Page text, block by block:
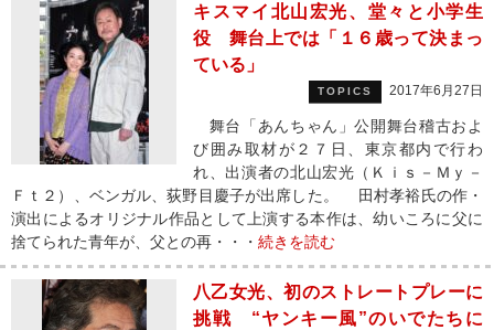
キスマイ北山宏光、堂々と小学生
役 舞台上では「１６歳って決まっ
ている」
TOPICS 2017年6月27日
舞台「あんちゃん」公開舞台稽古およ
び囲み取材が２７日、東京都内で行わ
れ、出演者の北山宏光（Ｋｉｓ－Ｍｙ－
Ｆｔ２）、ベンガル、荻野目慶子が出席した。 田村孝裕氏の作・
演出によるオリジナル作品として上演する本作は、幼いころに父に
捨てられた青年が、父との再・・・ 続きを読む
八乙女光、初のストレートプレーに
挑戦 “ヤンキー風”のいでたちに